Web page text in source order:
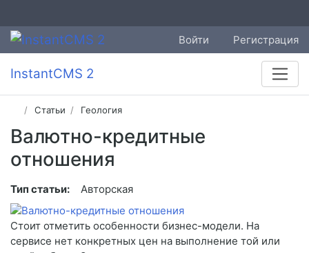
Войти Регистрация
InstantCMS 2
Статьи Геология
Валютно-кредитные
отношения
Тип статьи: Авторская
Стоит отметить особенности бизнес-модели. На
сервисе нет конкретных цен на выполнение той или